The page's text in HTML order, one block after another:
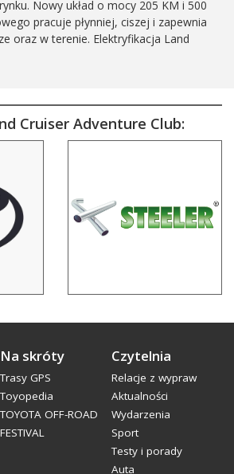
oczekiwanego Land Cruisera 250 /
Cruiser Adventure Club:
Na skróty
Trasy GPS
Toyopedia
TOYOTA OFF-ROAD
FESTIVAL
Czytelnia
Relacje z wypraw
Aktualności
Wydarzenia
Sport
Testy i porady
Auta